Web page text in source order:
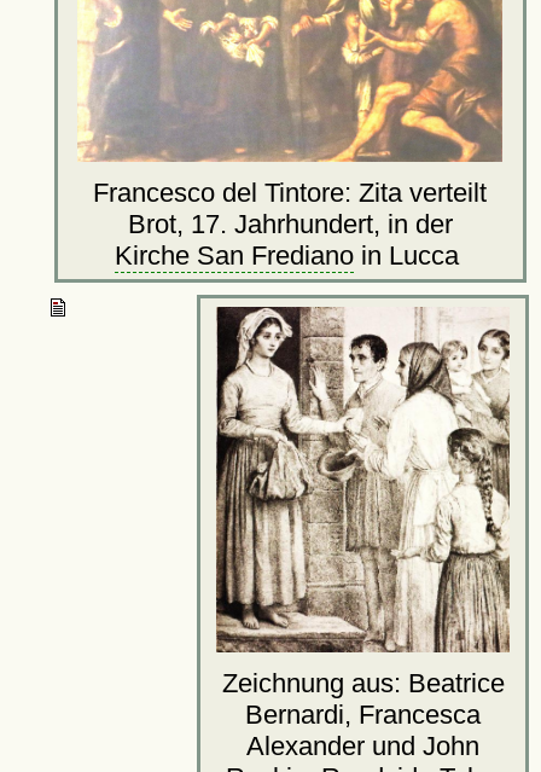
Francesco del Tintore: Zita verteilt
Brot, 17. Jahrhundert, in der
Kirche San Fredianoin Lucca
Zeichnung aus: Beatrice
Bernardi, Francesca
Alexander und John